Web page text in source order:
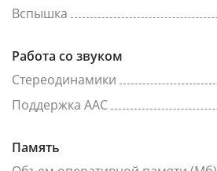
Вспышка
Работа со звуком
Стереодинамики
Поддержка AAC
Память